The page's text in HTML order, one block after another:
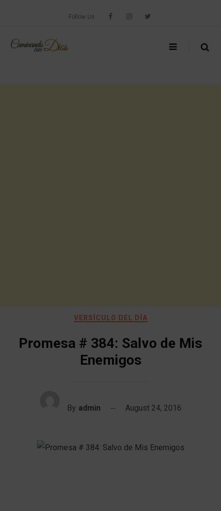
Follow Us
VERSÍCULO DEL DÍA
Promesa # 384: Salvo de Mis
Enemigos
By admin August 24, 2016